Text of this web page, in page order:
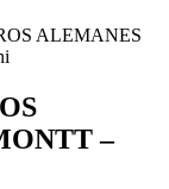
ALEMANES
–